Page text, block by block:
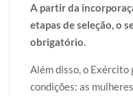
A partir da
etapas de seleção, o
obrigatório.
Além disso, o
condições: as